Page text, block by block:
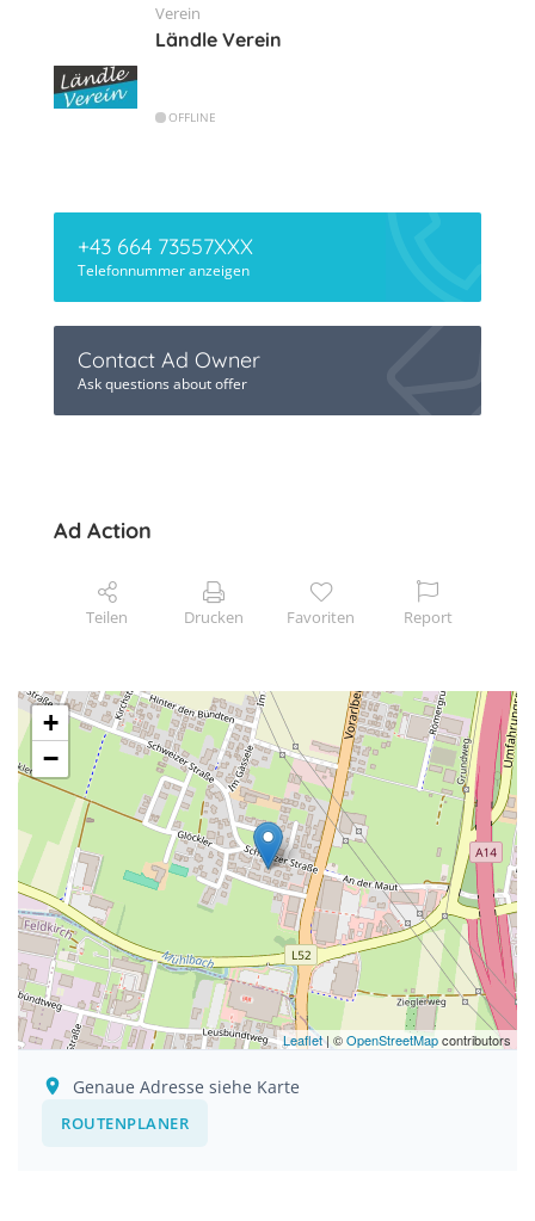
Verein
Ländle Verein
OFFLINE
+43 664 73557XXX
Telefonnummer anzeigen
Contact Ad Owner
Ask questions about offer
Ad Action
Teilen Drucken Favoriten Report
+
−
Leaflet| ©OpenStreetMapcontributors
Genaue Adresse siehe Karte
ROUTENPLANER